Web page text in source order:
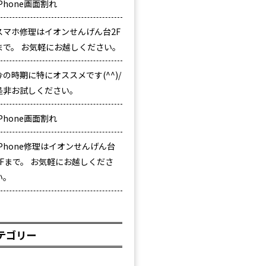
画面割れ
マホ修理はイオンせんげん台2F
で。 お気軽にお越しください。
の時期に特にオススメです(^^)/
非お試しください。
画面割れ
修理はイオンせんげん台
まで。 お気軽にお越しくださ
ゴリー